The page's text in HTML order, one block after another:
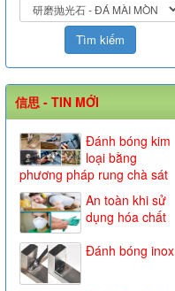
信思 - TIN MỚI
Đánh bóng kim
loại bằng
phương pháp rung chà sát
An toàn khi sử
dụng hóa chất
Đánh bóng inox